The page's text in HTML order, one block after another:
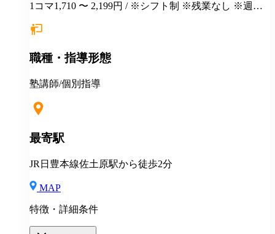
1コマ1,710 〜 2,199円 / ※シフト制 ※残業なし ※週１
等にも別途お支払いします(規定あり) ＊有給休暇あり
度あり⇒グループ会社の割引制度が使えます！ ＊産
あり(社会人講師で月87時間以上の勤務がある方が対
職種・指導形態
塾講師/個別指導
最寄駅
JR日豊本線佐土原駅から徒歩2分
MAP
特徴・詳細条件